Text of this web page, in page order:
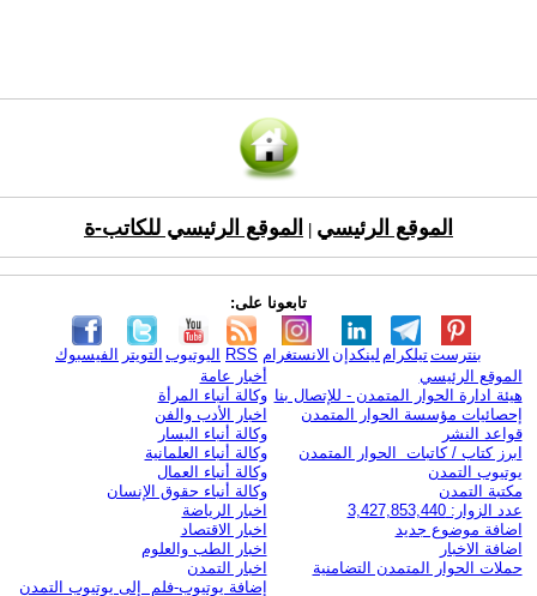
الموقع الرئيسي الموقع الرئيسي للكاتب-ة
تابعونا على:
الفيسبوك التويتر اليوتيوب RSS الانستغرام لينكدإن تيلكرامبنترست
الموقع الرئيسي
هيئة ادارة الحوار المتمدن - للإتصال بنا
إحصائيات مؤسسة الحوار المتمدن
قواعد النشر
ابرز كتاب / كاتبات الحوار المتمدن
يوتيوب التمدن
مكتبة التمدن
عدد الزوار: 3,427,853,440
اضافة موضوع جديد
اضافة الاخبار
حملات الحوار المتمدن التضامنية
أخبار عامة
وكالة أنباء المرأة
اخبار الأدب والفن
وكالة أنباء اليسار
وكالة أنباء العلمانية
وكالة أنباء العمال
وكالة أنباء حقوق الإنسان
اخبار الرياضة
اخبار الاقتصاد
اخبار الطب والعلوم
اخبار التمدن
إضافة يوتيوب-فلم إلى يوتيوب التمدن